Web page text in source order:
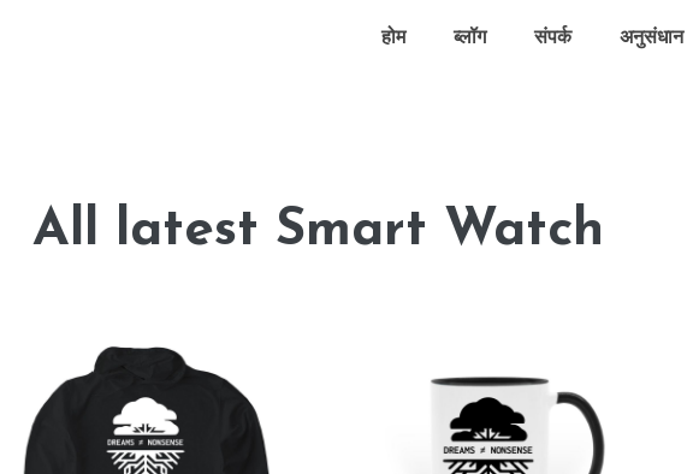
होम ब्लॉग संपर्क अनुसंधान
All latest Smart Watch